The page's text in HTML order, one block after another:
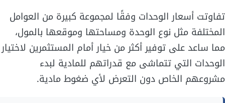
تفاوتت أسعار الوحدات وفقًا لمجموعة كبيرة من العوامل
المختلفة مثل نوع الوحدة ومساحتها وموقعها بالمول،
مما ساعد على توفير أكثر من خيار أمام المستثمرين لاختيار
الوحدات التي تتماشى مع قدراتهم للمادية لبدء
مشروعهم الخاص دون التعرض لأي ضغوط مادية.